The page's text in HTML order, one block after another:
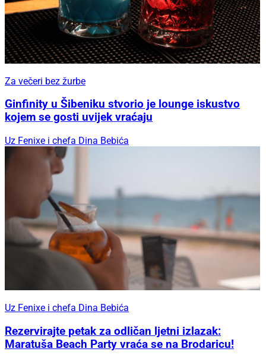
Za večeri bez žurbe
Ginfinity u Šibeniku stvorio je lounge iskustvo
kojem se gosti uvijek vraćaju
Uz Fenixe i chefa Dina Bebića
Uz Fenixe i chefa Dina Bebića
Rezervirajte petak za odličan ljetni izlazak:
Maratuša Beach Party vraća se na Brodaricu!